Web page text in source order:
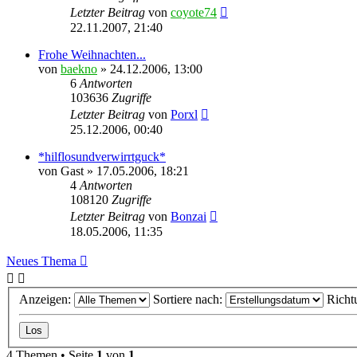
Letzter Beitrag von coyote74
22.11.2007, 21:40
Frohe Weihnachten...
von baekno » 24.12.2006, 13:00
6 Antworten
103636 Zugriffe
Letzter Beitrag von Porxl
25.12.2006, 00:40
*hilflosundverwirrtguck*
von Gast » 17.05.2006, 18:21
4 Antworten
108120 Zugriffe
Letzter Beitrag von Bonzai
18.05.2006, 11:35
Neues Thema
Anzeigen: Sortiere nach: